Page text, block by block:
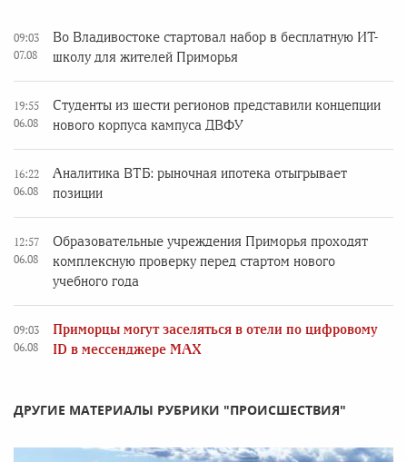
09:03
07.08
Во Владивостоке стартовал набор в бесплатную ИТ-
школу для жителей Приморья
19:55
06.08
Студенты из шести регионов представили концепции
нового корпуса кампуса ДВФУ
16:22
06.08
Аналитика ВТБ: рыночная ипотека отыгрывает
позиции
12:57
06.08
Образовательные учреждения Приморья проходят
комплексную проверку перед стартом нового
учебного года
09:03
06.08
Приморцы могут заселяться в отели по цифровому
ID в мессенджере MAX
ДРУГИЕ МАТЕРИАЛЫ РУБРИКИ "ПРОИСШЕСТВИЯ"